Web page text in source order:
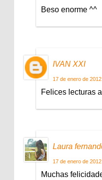
Beso enorme ^^
IVAN XXI
17 de enero de
Felices lecturas
Laura
17 de enero de
Muchas